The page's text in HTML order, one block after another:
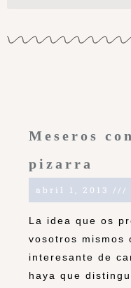
Meseros
pizarra
abril 1, 2013
La idea que os
vosotros mismos
interesante de
haya que